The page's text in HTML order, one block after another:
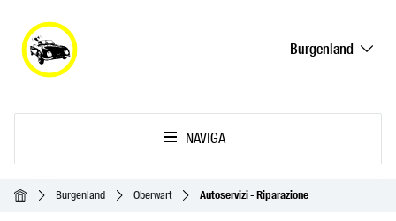
Burgenland
NAVIGA
Home Burgenland Oberwart Autoservizi - Riparazione